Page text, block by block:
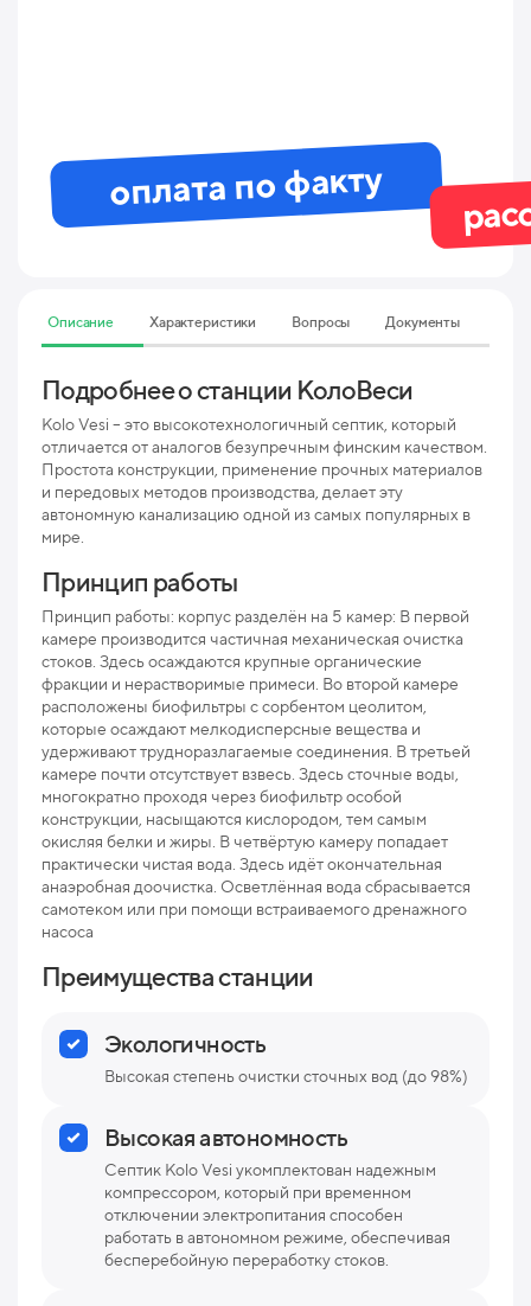
оплата по факту
Описание Характеристики Вопросы Документы
Подробнее о станции КолоВеси
Kolo Vesi – это высокотехнологичный септик, который
отличается от аналогов безупречным финским качеством.
Простота конструкции, применение прочных материалов
и передовых методов производства, делает эту
автономную канализацию одной из самых популярных в
мире.
Принцип работы
Принцип работы: корпус разделён на 5 камер: В первой
камере производится частичная механическая очистка
стоков. Здесь осаждаются крупные органические
фракции и нерастворимые примеси. Во второй камере
расположены биофильтры с сорбентом цеолитом,
которые осаждают мелкодисперсные вещества и
удерживают трудноразлагаемые соединения. В третьей
камере почти отсутствует взвесь. Здесь сточные воды,
многократно проходя через биофильтр особой
конструкции, насыщаются кислородом, тем самым
окисляя белки и жиры. В четвёртую камеру попадает
практически чистая вода. Здесь идёт окончательная
анаэробная доочистка. Осветлённая вода сбрасывается
самотеком или при помощи встраиваемого дренажного
насоса
Преимущества станции
Экологичность
Высокая степень очистки сточных вод (до 98%)
Высокая автономность
Септик Kolo Vesi укомплектован надежным
компрессором, который при временном
отключении электропитания способен
работать в автономном режиме, обеспечивая
бесперебойную переработку стоков.